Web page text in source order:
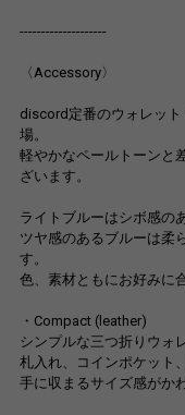
--------------------
〈Accessory〉
discord定番のウォレッ
場。
軽やかなペールトーンと
ざいます。
ライトブルーはシボ感の
ツヤ感のあるブルーは柔
す。
色、素材ともにお好みに
・Compact (leather)
シンプルな三つ折りウォ
札入れ、コインポケット
手に収まるサイズ感がか